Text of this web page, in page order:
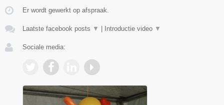
Er wordt gewerkt op afspraak.
Laatste facebook posts ▼ Introductie video ▼
Sociale media: